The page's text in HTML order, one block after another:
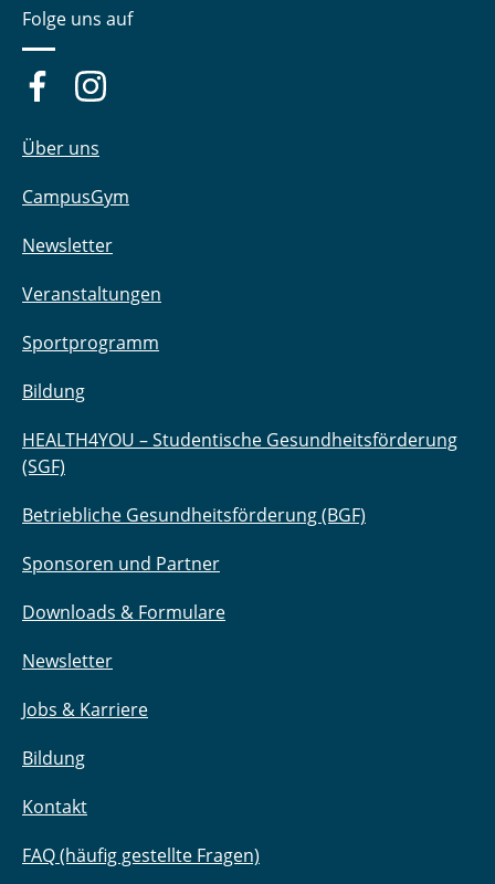
Folge uns auf
Über uns
CampusGym
Newsletter
Veranstaltungen
Sportprogramm
Bildung
HEALTH4YOU – Studentische Gesundheitsförderung
(SGF)
Betriebliche Gesundheitsförderung (BGF)
Sponsoren und Partner
Downloads & Formulare
Newsletter
Jobs & Karriere
Bildung
Kontakt
FAQ (häufig gestellte Fragen)